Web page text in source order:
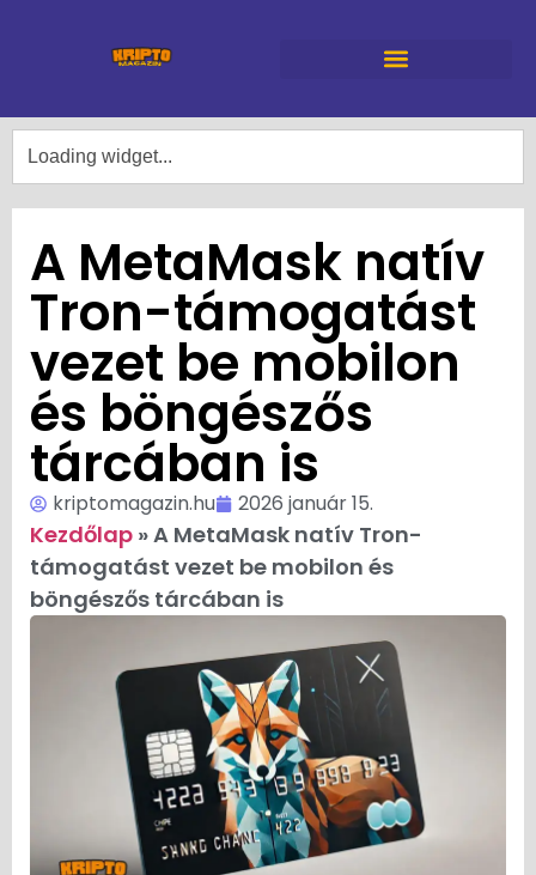
A MetaMask natív
Tron-támogatást
vezet be mobilon
és böngészős
tárcában is
kriptomagazin.hu 2026 január 15.
Kezdőlap »A MetaMask natív Tron-
támogatást vezet be mobilon és
böngészős tárcában is